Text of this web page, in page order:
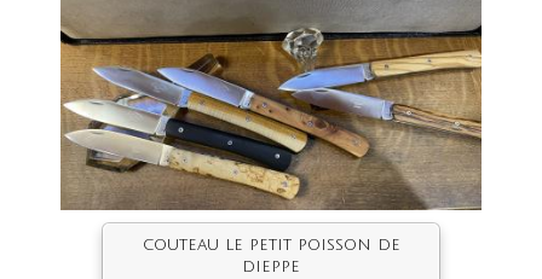
couteau le petit poisson de
dieppe